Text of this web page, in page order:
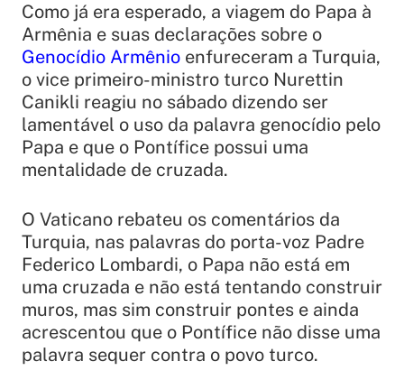
Como já era esperado, a viagem do Papa à
Armênia e suas declarações sobre o
Genocídio Armênio enfureceram a Turquia,
o vice primeiro-ministro turco Nurettin
Canikli reagiu no sábado dizendo ser
lamentável o uso da palavra genocídio pelo
Papa e que o Pontífice possui uma
mentalidade de cruzada.
O Vaticano rebateu os comentários da
Turquia, nas palavras do porta-voz Padre
Federico Lombardi, o Papa não está em
uma cruzada e não está tentando construir
muros, mas sim construir pontes e ainda
acrescentou que o Pontífice não disse uma
palavra sequer contra o povo turco.